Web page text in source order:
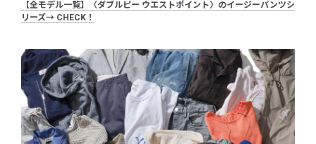
【全モデル一覧】〈ダブルピー ウエストポイント〉のイージーパンツシ
リーズ→ CHECK！